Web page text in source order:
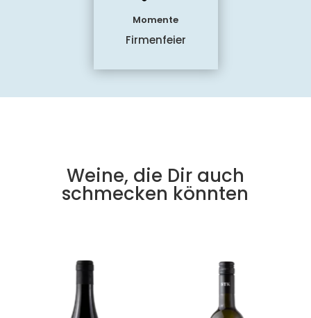
Momente
Firmenfeier
Weine, die Dir auch
schmecken könnten